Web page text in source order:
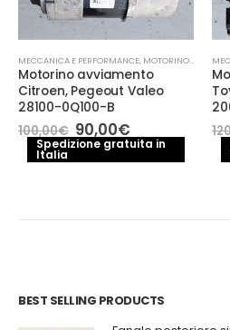
MECCANICA E PERFORMANCE, MOTORINO AVVIAMENTO
Motorino avviamento
Citroen, Pegeout Valeo
28100-0Q100-B
100,00€ Il
prezzo
originale
90,00€Il
prezzo
attuale
Spedizione gratuita in
Italia
BEST SELLING PRODUCTS